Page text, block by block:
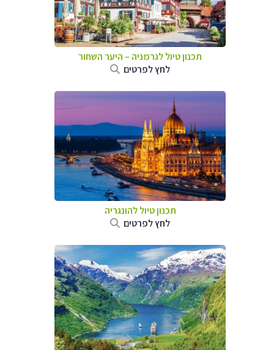
תכנון טיול לגרמניה – היער השחור
לחץ לפרטים
תכנון טיול להונגריה
לחץ לפרטים